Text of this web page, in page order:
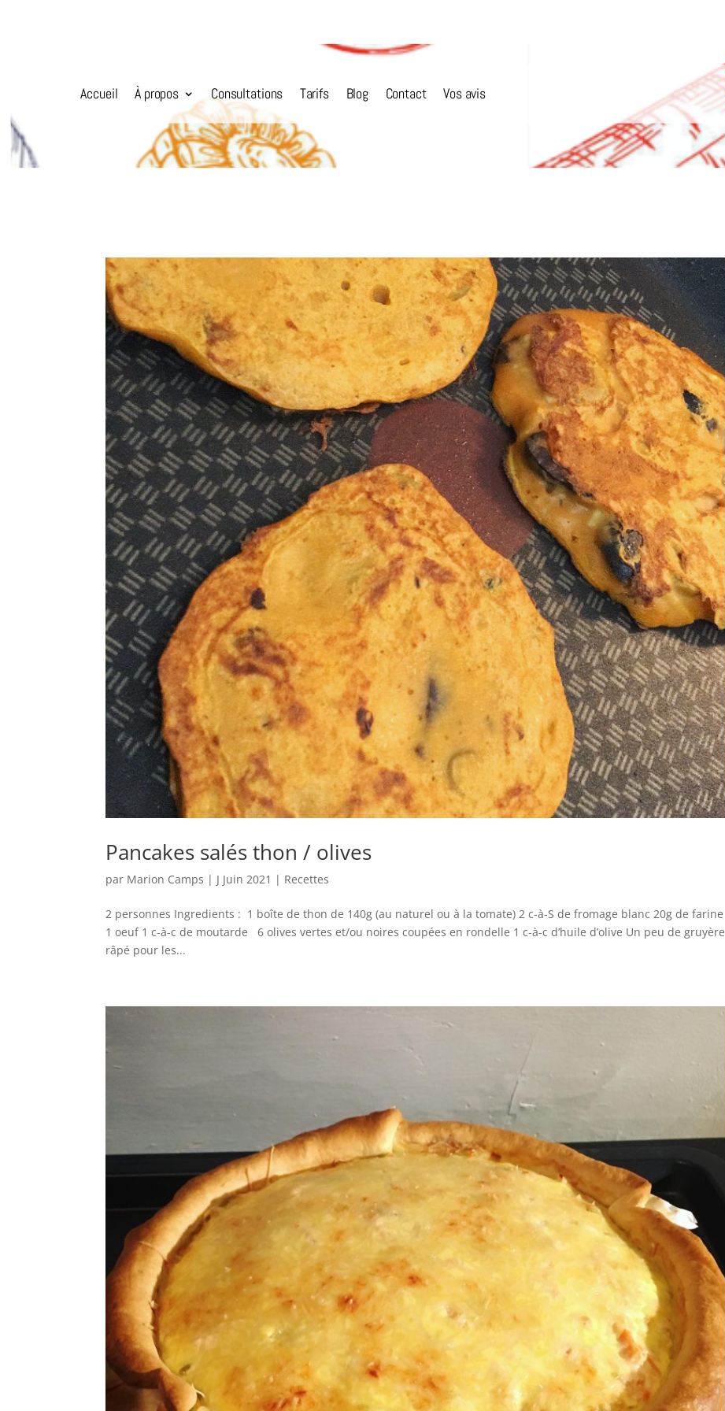
Accueil À propos Consultations Tarifs Blog Contact Vos avis
Pancakes salés thon / olives
par Marion Camps | J Juin 2021 | Recettes
2 personnes Ingredients : 1 boîte de thon de 140g (au naturel ou à la tomate) 2 c-à-S de fromage blanc 20g de farine
1 oeuf 1 c-à-c de moutarde 6 olives vertes et/ou noires coupées en rondelle 1 c-à-c d’huile d’olive Un peu de gruyère
râpé pour les...